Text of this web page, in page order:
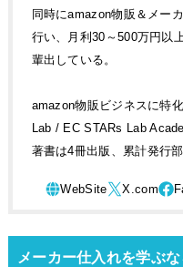
同時にamazon物販＆メー
行い、月利30～500万円以
輩出している。
amazon物販ビジネスに特
Lab / EC STARs Lab
著書は4冊出版、累計発行
メーカー仕入れを学ぶ